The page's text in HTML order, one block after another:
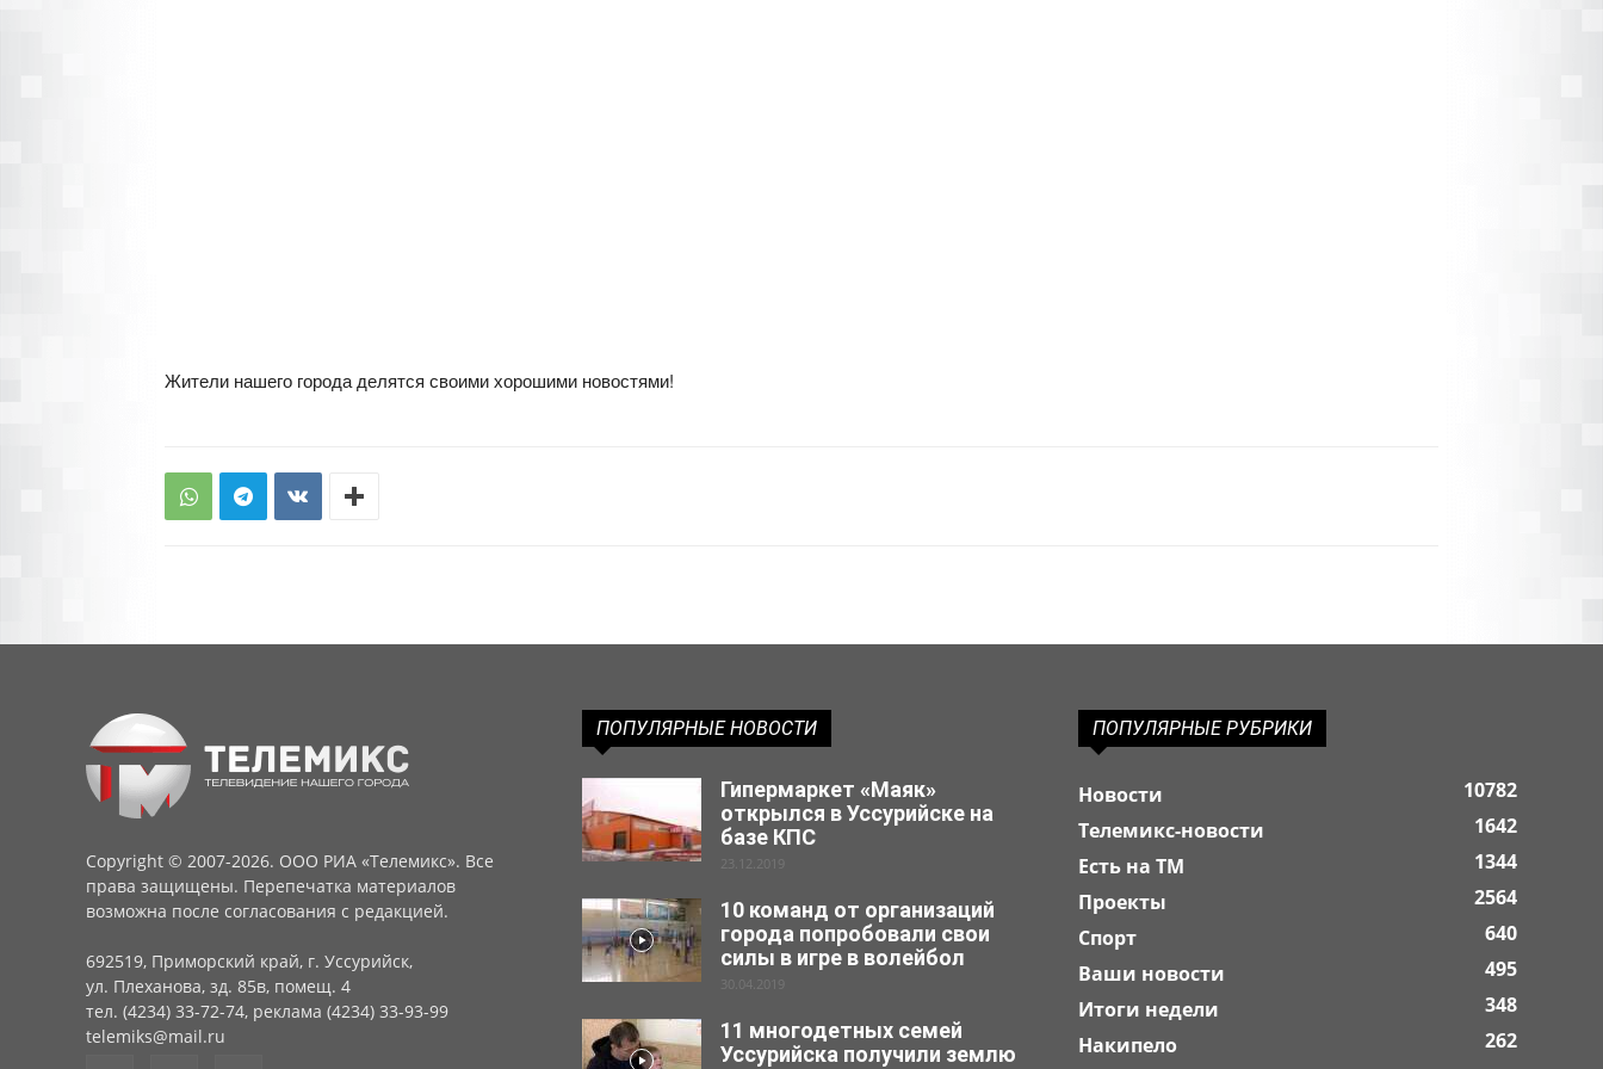
Жители нашего города делятся своими хорошими новостями!
Copyright © 2007-2026. ООО РИА «Телемикс». Все
права защищены. Перепечатка материалов
возможна после согласования с редакцией.
692519, Приморский край, г. Уссурийск,
ул. Плеханова, зд. 85в, помещ. 4
тел. (4234) 33-72-74, реклама (4234) 33-93-99
telemiks@mail.ru
ПОПУЛЯРНЫЕ НОВОСТИ
Гипермаркет «Маяк»
открылся в Уссурийске на
базе КПС
23.12.2019
10 команд от организаций
города попробовали свои
силы в игре в волейбол
30.04.2019
11 многодетных семей
Уссурийска получили землю
ПОПУЛЯРНЫЕ РУБРИКИ
Новости
10782
Телемикс-новости
1642
Есть на ТМ
1344
Проекты
2564
Спорт
640
Ваши новости
495
Итоги недели
348
Накипело
262